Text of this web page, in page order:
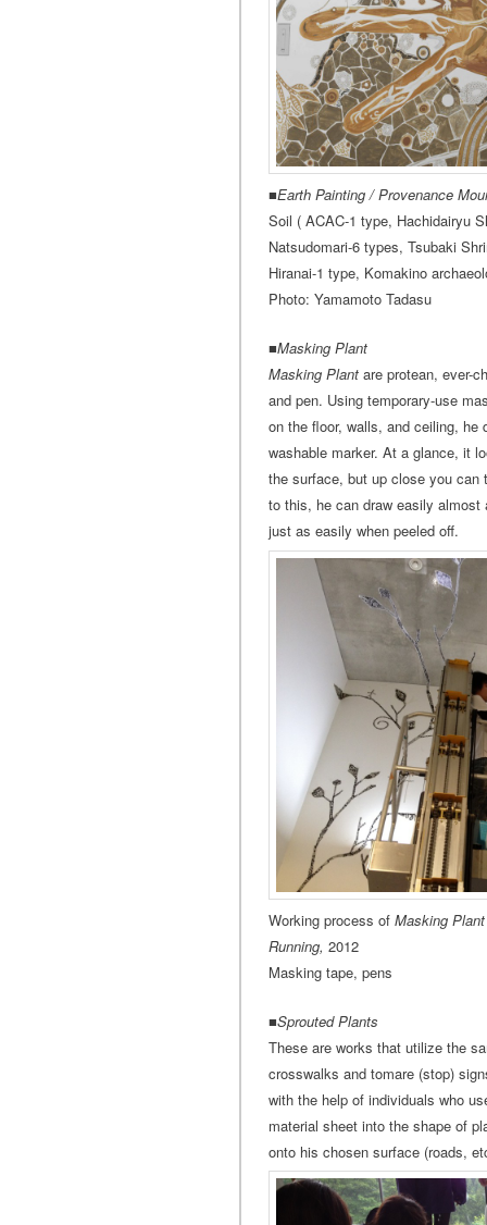
■Earth Painting / Provenance
Soil ( ACAC-1 type, Hachidairyu
Natsudomari-6 types, Tsubaki
Hiranai-1 type, Komakino
Photo: Yamamoto Tadasu
■Masking Plant
Masking Plant are protean, ever-
and pen. Using temporary-use
on the floor, walls, and ceiling, he
washable marker. At a glance, it
the surface, but up close you can
to this, he can draw easily
just as easily when peeled off.
Working process of Masking
Running, 2012
Masking tape, pens
■Sprouted Plants
These are works that utilize the
crosswalks and tomare (stop)
with the help of individuals who
material sheet into the shape of
onto his chosen surface (roads,